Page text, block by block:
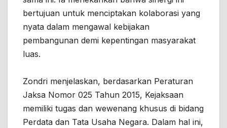
bertujuan untuk menciptakan kolaborasi yang
nyata dalam mengawal kebijakan
pembangunan demi kepentingan masyarakat
luas.
Zondri menjelaskan, berdasarkan Peraturan
Jaksa Nomor 025 Tahun 2015, Kejaksaan
memiliki tugas dan wewenang khusus di bidang
Perdata dan Tata Usaha Negara. Dalam hal ini,